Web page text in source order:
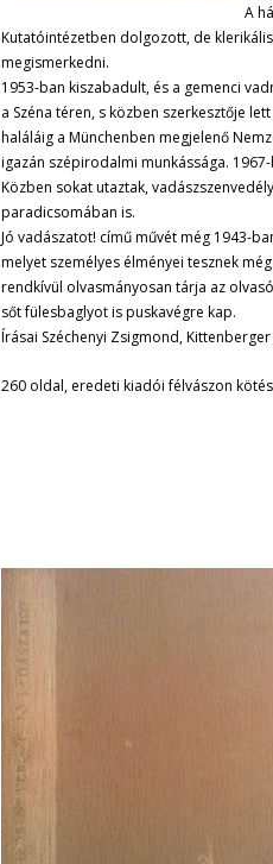
A
Kutatóintézetben dolgozott, de
megismerkedni.
1953-ban kiszabadult, és a gemenci
a Széna téren, s közben szerkesztője
haláláig a Münchenben megjelenő
igazán szépirodalmi munkássága.
Közben sokat utaztak,
paradicsomában is.
Jó vadászatot! című művét még 1943-
melyet személyes élményei tesznek
rendkívül olvasmányosan tárja az
sőt fülesbaglyot is puskavégre kap.
Írásai Széchenyi Zsigmond,
260 oldal, eredeti kiadói félvászon